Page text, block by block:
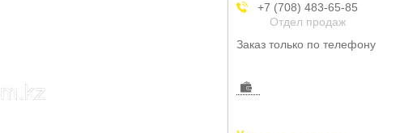
+7 (708) 483-65-85
Отдел продаж
Заказ только по телефону